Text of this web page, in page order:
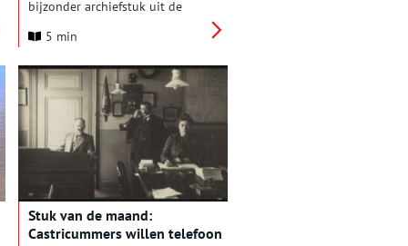
bijzonder archiefstuk uit de
Deze keer: een ontroerende
Valter in 1720 vanuit Batavia
aan zijn vrouw en kinderen in
De Rijp schreef.
5 min
Stuk van de maand:
Castricummers willen telefoon